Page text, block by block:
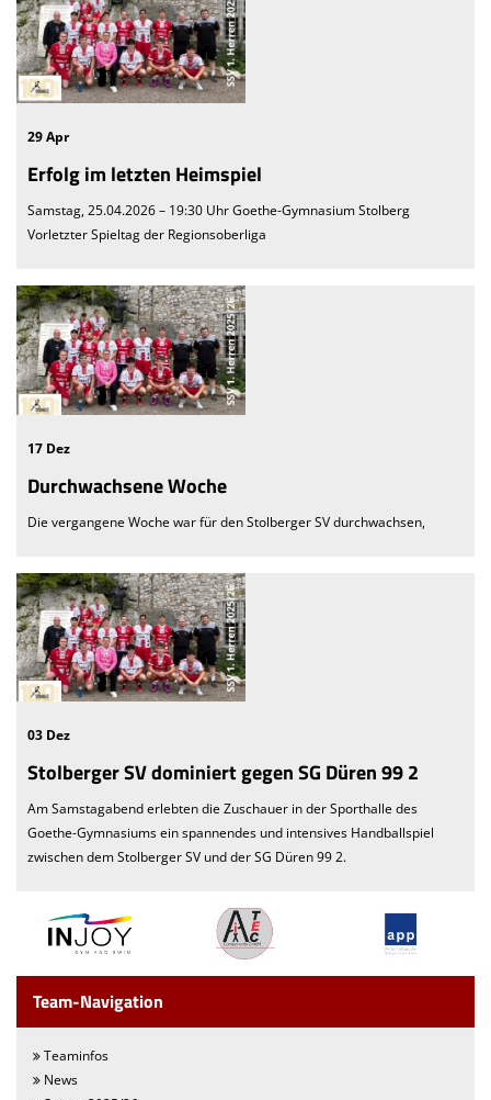
29 Apr
Erfolg im letzten Heimspiel
Samstag, 25.04.2026 – 19:30 Uhr Goethe-Gymnasium Stolberg
Vorletzter Spieltag der Regionsoberliga
17 Dez
Durchwachsene Woche
Die vergangene Woche war für den Stolberger SV durchwachsen,
03 Dez
Stolberger SV dominiert gegen SG Düren 99 2
Am Samstagabend erlebten die Zuschauer in der Sporthalle des
Goethe-Gymnasiums ein spannendes und intensives Handballspiel
zwischen dem Stolberger SV und der SG Düren 99 2.
Team-Navigation
Teaminfos
News